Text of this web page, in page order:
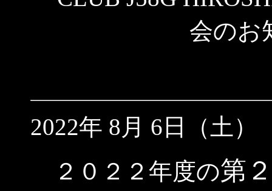
会のお
2022年 8月 6日（土）
２０２２年度の第